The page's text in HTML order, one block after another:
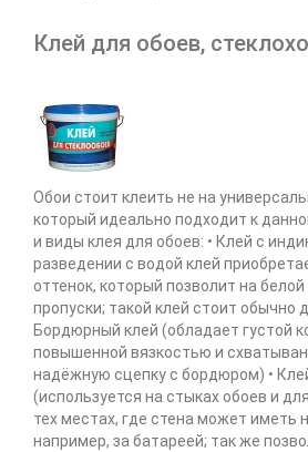
Клей для обоев,
Обои стоит клеить не на
который идеально подходит к
и виды клея для обоев: • Клей с
разведении с водой клей
оттенок, который позволит на
пропуски; такой клей стоит обычно
Бордюрный клей (обладает густой
повышенной вязкостью и
надёжную сцепку с бордюром) •
(используется на стыках обоев и
тех местах, где стена может иметь
например, за батареей; так же